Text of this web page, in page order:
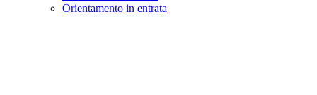
Orientamento in entrata